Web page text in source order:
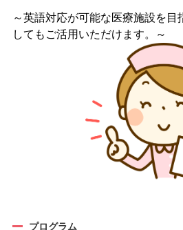
～英語対応が可能な医療施設を目
してもご活用いただけます。～
プログラム